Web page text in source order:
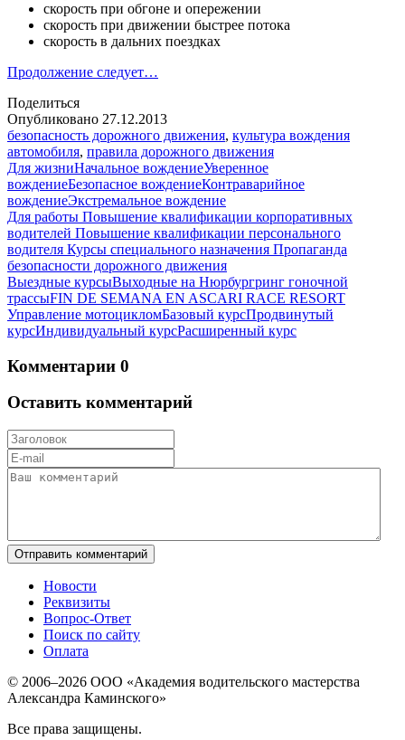
скорость при обгоне и опережении
скорость при движении быстрее потока
скорость в дальних поездках
Продолжение следует…
Поделиться
Опубликовано 27.12.2013
безопасность дорожного движения, культура вождения
автомобиля, правила дорожного движения
Для жизниНачальное вождениеУверенное
вождениеБезопасное вождениеКонтраварийное
вождениеЭкстремальное вождение
Для работы Повышение квалификации корпоративных
водителей Повышение квалификации персонального
водителя Курсы специального назначения Пропаганда
безопасности дорожного движения
Выездные курсыВыходные на Нюрбургринг гоночной
трассыFIN DE SEMANA EN ASCARI RACE RESORT
Управление мотоцикломБазовый курсПродвинутый
курсИндивидуальный курсРасширенный курс
Комментарии 0
Оставить комментарий
Новости
Реквизиты
Вопрос-Ответ
Поиск по сайту
Оплата
© 2006–2026 ООО «Академия водительского мастерства
Александра Каминского»
Все права защищены.